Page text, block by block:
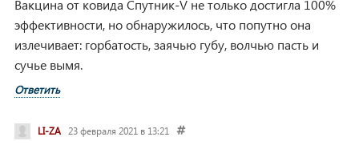
Вакцина от ковида Спутник-V не только достигла 100%
эффективности, но обнаружилось, что попутно она
излечивает: горбатость, заячью губу, волчью пасть и
сучье вымя.
Ответить
LI-ZA 23 февраля 2021 в 13:21